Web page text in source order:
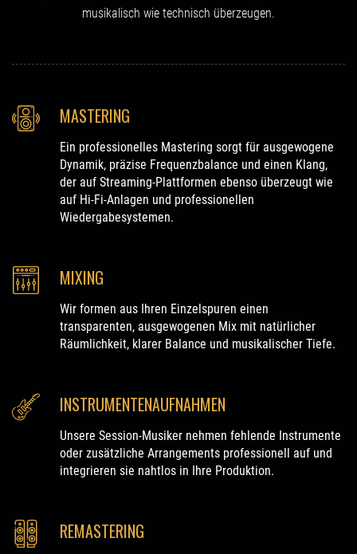
musikalisch wie technisch überzeugen.
MASTERING
Ein professionelles Mastering sorgt für ausgewogene
Dynamik, präzise Frequenzbalance und einen Klang,
der auf Streaming-Plattformen ebenso überzeugt wie
auf Hi-Fi-Anlagen und professionellen
Wiedergabesystemen.
MIXING
Wir formen aus Ihren Einzelspuren einen
transparenten, ausgewogenen Mix mit natürlicher
Räumlichkeit, klarer Balance und musikalischer Tiefe.
INSTRUMENTENAUFNAHMEN
Unsere Session-Musiker nehmen fehlende Instrumente
oder zusätzliche Arrangements professionell auf und
integrieren sie nahtlos in Ihre Produktion.
REMASTERING